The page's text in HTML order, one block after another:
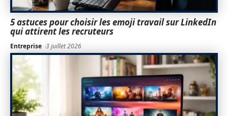
5 astuces pour choisir les emoji travail sur LinkedIn
qui attirent les recruteurs
Entreprise 3 juillet 2026